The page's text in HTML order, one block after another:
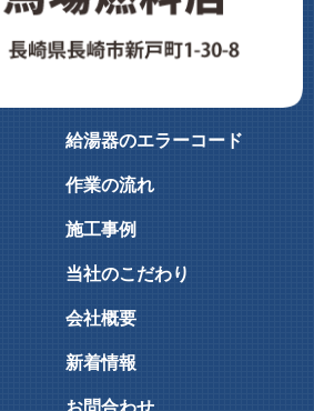
給湯器のエラーコード
作業の流れ
施工事例
当社のこだわり
会社概要
新着情報